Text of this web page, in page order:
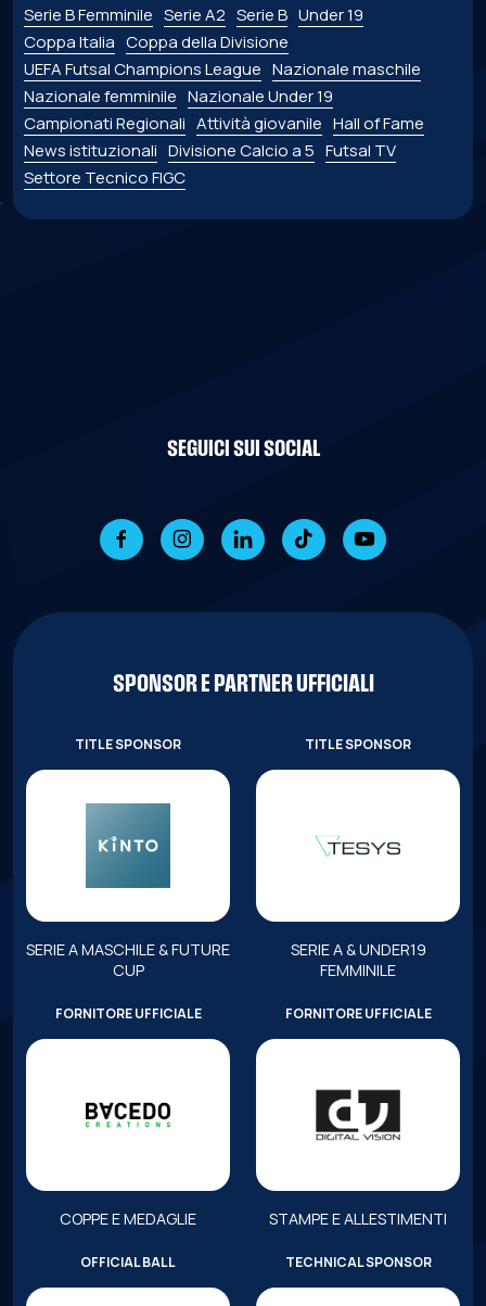
Serie B Femminile Serie A2 Serie B Under 19
Coppa Italia Coppa della Divisione
UEFA Futsal Champions League Nazionale maschile
Nazionale femminile Nazionale Under 19
Campionati Regionali Attività giovanile Hall of Fame
News istituzionali Divisione Calcio a 5 Futsal TV
Settore Tecnico FIGC
SEGUICI SUI SOCIAL
SPONSOR E PARTNER UFFICIALI
TITLE SPONSOR
SERIE A MASCHILE & FUTURE
CUP
TITLE SPONSOR
SERIE A & UNDER19
FEMMINILE
FORNITORE UFFICIALE
COPPE E MEDAGLIE
FORNITORE UFFICIALE
STAMPE E ALLESTIMENTI
OFFICIAL BALL TECHNICAL SPONSOR